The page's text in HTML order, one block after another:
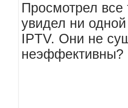
Просмотрел
увидел ни
IPTV. Они не
неэффективны?